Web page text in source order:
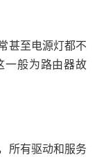
至电源灯都不
一般为路由器故
所有驱动和服务